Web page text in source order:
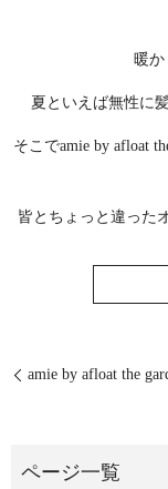
暖
夏といえば無性に
そこでamie by afloat
皆とちょっと違っ
amie by afloat the